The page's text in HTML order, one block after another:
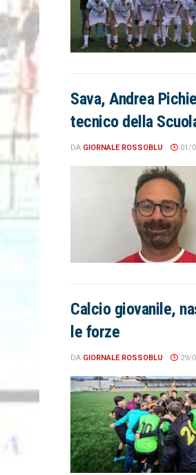
Sava, Andrea
tecnico della
DA GIORNALE ROSSOBLU 01/
Calcio giovanile,
le forze
DA GIORNALE ROSSOBLU 29/